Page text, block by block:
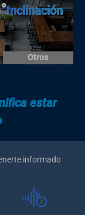
Otros
Inclinación
estar
informado